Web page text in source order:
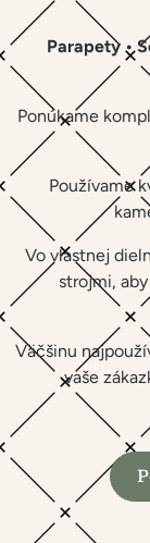
Parapety •
Ponúkame
Používame
Vo vlastnej
strojmi,
Väčšinu
vaše